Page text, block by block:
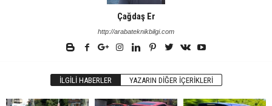
Çağdaş Er
http://arabateknikbilgi.com
İLGILI HABERLER YAZARIN DIĞER İÇERIKLERI